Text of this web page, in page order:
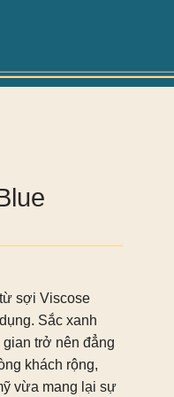
sợi Viscose
Sắc xanh
trở nên đẳng
khách rộng,
vừa mang lại sự